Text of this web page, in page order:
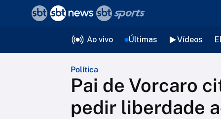
Ao vivo Últimas Vídeos
Política
Pai de Vorcaro
pedir liberdade
voltar
Editorias